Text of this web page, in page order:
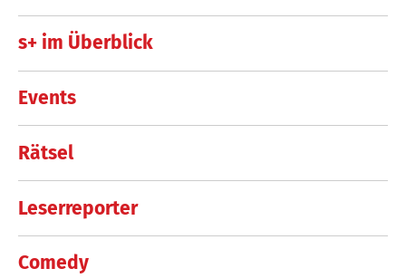
s+ im Überblick
Events
Rätsel
Leserreporter
Comedy